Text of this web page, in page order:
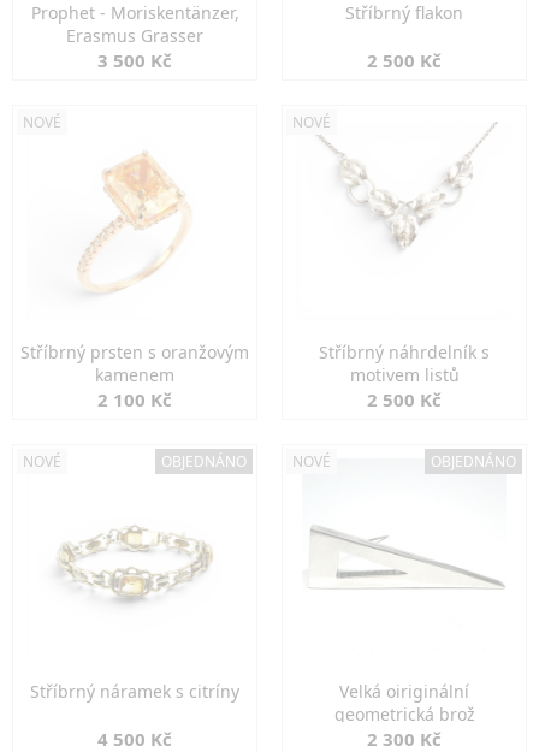
Prophet - Moriskentänzer,
Erasmus Grasser
3 500 Kč
Stříbrný flakon
2 500 Kč
NOVÉ
Stříbrný prsten s oranžovým
kamenem
2 100 Kč
NOVÉ
Stříbrný náhrdelník s
motivem listů
2 500 Kč
NOVÉ OBJEDNÁNO
Stříbrný náramek s citríny
4 500 Kč
NOVÉ OBJEDNÁNO
Velká oiriginální
geometrická brož
2 300 Kč